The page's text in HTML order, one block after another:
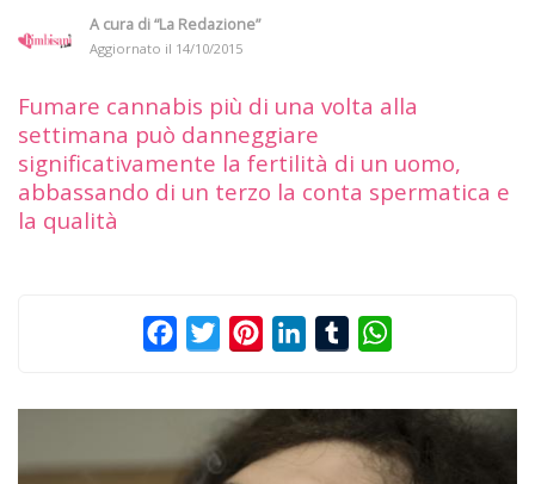
A cura di“La Redazione”
Aggiornato il 14/10/2015
Fumare cannabis più di una volta alla
settimana può danneggiare
significativamente la fertilità di un uomo,
abbassando di un terzo la conta spermatica e
la qualità
FacebookTwitterPinterestLinkedInTumblr